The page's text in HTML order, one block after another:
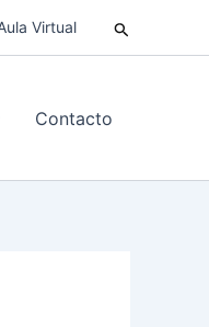
Virtual Buscar
Contacto